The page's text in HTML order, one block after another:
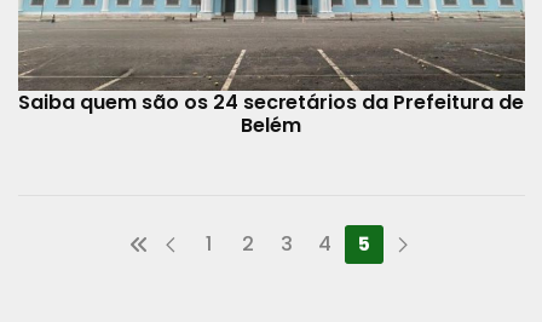
Saiba quem são os 24 secretários da Prefeitura de
Belém
1 2 3 4 5